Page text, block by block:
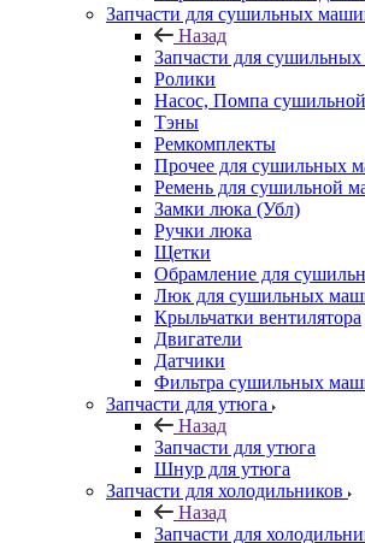
Запчасти для сушильных
Назад
Запчасти для
Ролики
Насос, Помпа
Тэны
Ремкомплекты
Прочее для сушильных
Ремень для сушильной
Замки люка (Убл)
Ручки люка
Щетки
Обрамление для
Люк для сушильных
Крыльчатки вентилятора
Двигатели
Датчики
Фильтра сушильных
Запчасти для утюга
Назад
Запчасти для утюга
Шнур для утюга
Запчасти для холодильников
Назад
Запчасти для